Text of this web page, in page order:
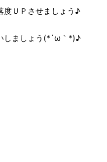
度ＵＰさせましょう♪
しましょう(*´ω｀*)♪